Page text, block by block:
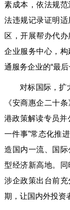
素成本，依法规
法违规记录证明
区，开展帮办代
企业服务中心，
通服务企业的“最后
对标国际，扩大
《安商惠企二十
港政策解读专员并
一件事”常态化推
造国内一流、国
型经济新高地。同
涉企政策出台前
期，让国内外投资